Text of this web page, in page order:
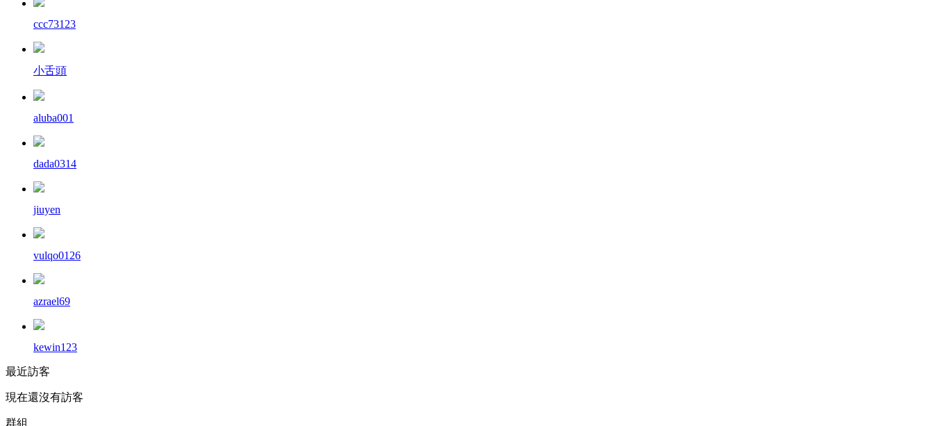
ccc73123
小舌頭
aluba001
dada0314
jiuyen
vulqo0126
azrael69
kewin123
最近訪客
現在還沒有訪客
群組